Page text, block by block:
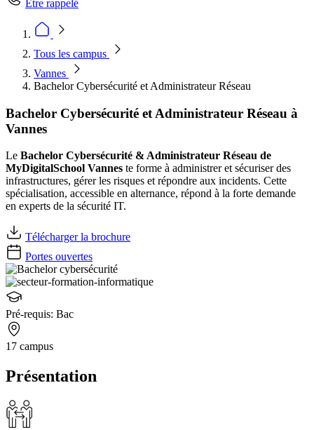
Être rappelé
Tous les campus
Vannes
Bachelor Cybersécurité et Administrateur Réseau
Bachelor Cybersécurité et Administrateur Réseau à
Vannes
Le Bachelor Cybersécurité & Administrateur Réseau de
MyDigitalSchool Vannes te forme à administrer et sécuriser des
infrastructures, gérer les risques et répondre aux incidents. Cette
spécialisation, accessible en alternance, répond à la forte demande
en experts de la sécurité IT.
Télécharger la brochure
Portes ouvertes
Pré-requis: Bac
17 campus
Présentation